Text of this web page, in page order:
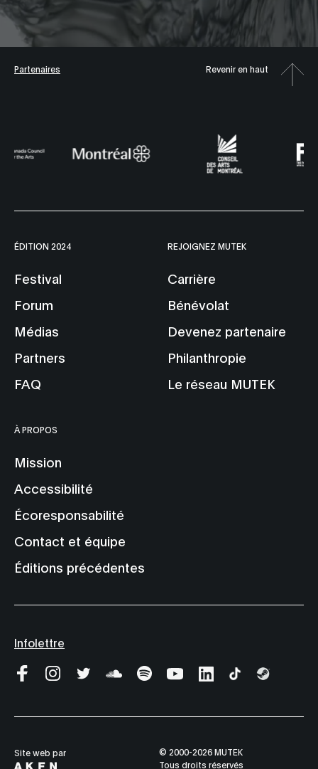
Partenaires Revenir en haut
ÉDITION 2024
Festival
Forum
Médias
Partners
FAQ
REJOIGNEZ MUTEK
Carrière
Bénévolat
Devenez partenaire
Philanthropie
Le réseau MUTEK
À PROPOS
Mission
Accessibilité
Écoresponsabilité
Contact et équipe
Éditions précédentes
Infolettre
Site web par
© 2000-2026 MUTEK
Tous droits réservés